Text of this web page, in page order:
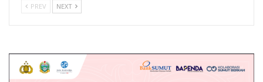
PREV NEXT